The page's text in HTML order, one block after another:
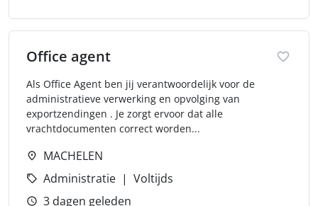
Office agent
Als Office Agent ben jij verantwoordelijk voor de
administratieve verwerking en opvolging van
exportzendingen . Je zorgt ervoor dat alle
vrachtdocumenten correct worden...
MACHELEN
Administratie
Voltijds
3 dagen geleden